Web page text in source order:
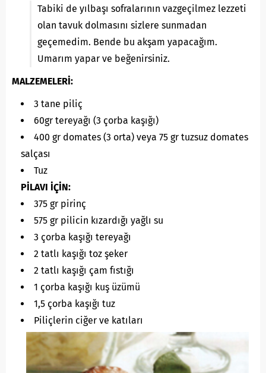
Tabiki de yılbaşı sofralarının vazgeçilmez lezzeti
olan tavuk dolmasını sizlere sunmadan
geçemedim. Bende bu akşam yapacağım.
Umarım yapar ve beğenirsiniz.
MALZEMELERİ:
3 tane piliç
60gr tereyağı (3 çorba kaşığı)
400 gr domates (3 orta) veya 75 gr tuzsuz domates
salçası
Tuz
PİLAVI İÇİN:
375 gr pirinç
575 gr pilicin kızardığı yağlı su
3 çorba kaşığı tereyağı
2 tatlı kaşığı toz şeker
2 tatlı kaşığı çam fıstığı
1 çorba kaşığı kuş üzümü
1,5 çorba kaşığı tuz
Piliçlerin ciğer ve katıları